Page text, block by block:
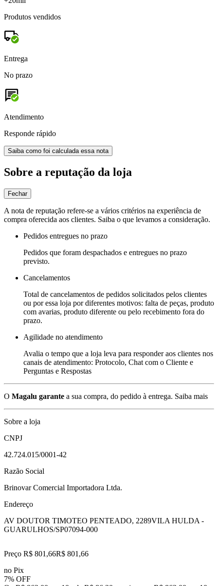
Produtos vendidos
Entrega
No prazo
Atendimento
Responde rápido
Saiba como foi calculada essa nota
Sobre a reputação da loja
Fechar
A nota de reputação refere-se a vários critérios na experiência de
compra oferecida aos clientes. Saiba o que levamos a consideração.
Pedidos entregues no prazo
Pedidos que foram despachados e entregues no prazo
previsto.
Cancelamentos
Total de cancelamentos de pedidos solicitados pelos clientes
ou por essa loja por diferentes motivos: falta de peças, produto
com avarias, produto diferente ou pelo recebimento fora do
prazo.
Agilidade no atendimento
Avalia o tempo que a loja leva para responder aos clientes nos
canais de atendimento: Protocolo, Chat com o Cliente e
Perguntas e Respostas
O Magalu garante a sua compra, do pedido à entrega. Saiba mais
Sobre a loja
CNPJ
42.724.015/0001-42
Razão Social
Brinovar Comercial Importadora Ltda.
Endereço
AV DOUTOR TIMOTEO PENTEADO, 2289VILA HULDA -
GUARULHOS/SP07094-000
Preço R$ 801,66R$ 801 ,66
no Pix
7% OFF